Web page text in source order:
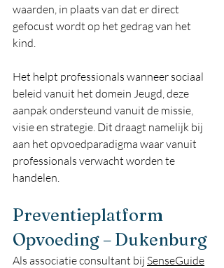
waarden, in plaats van dat er direct
gefocust wordt op het gedrag van het
kind.
Het helpt professionals wanneer sociaal
beleid vanuit het domein Jeugd, deze
aanpak ondersteund vanuit de missie,
visie en strategie. Dit draagt namelijk bij
aan het opvoedparadigma waar vanuit
professionals verwacht worden te
handelen.
Preventieplatform
Opvoeding – Dukenburg
Als associatie consultant bij SenseGuide